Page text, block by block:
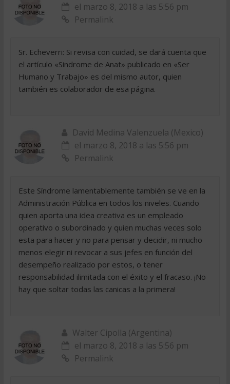
el marzo 8, 2018 a las 5:56 pm
Permalink
Sr. Echeverri: Si revisa con cuidad, se dará cuenta que
el artículo «Sindrome de Anat» publicado en «Ser
Humano y Trabajo» es del mismo autor, quien
también es colaborador de esa página.
David Medina Valenzuela (Mexico)
el marzo 8, 2018 a las 5:56 pm
Permalink
Este Síndrome lamentablemente también se ve en la
Administración Pública en todos los niveles. Cuando
quien aporta una idea creativa es un empleado
operativo o subordinado y quien muchas veces solo
esta para hacer y no para pensar y decidir, ni mucho
menos elegir ni revocar a sus jefes en función del
desempeño realizado por estos, o tener
responsabilidad ilimitada con el éxito y el fracaso. ¡No
hay que soltar todas las canicas a la primera!
Walter Cipolla (Argentina)
el marzo 8, 2018 a las 5:56 pm
Permalink